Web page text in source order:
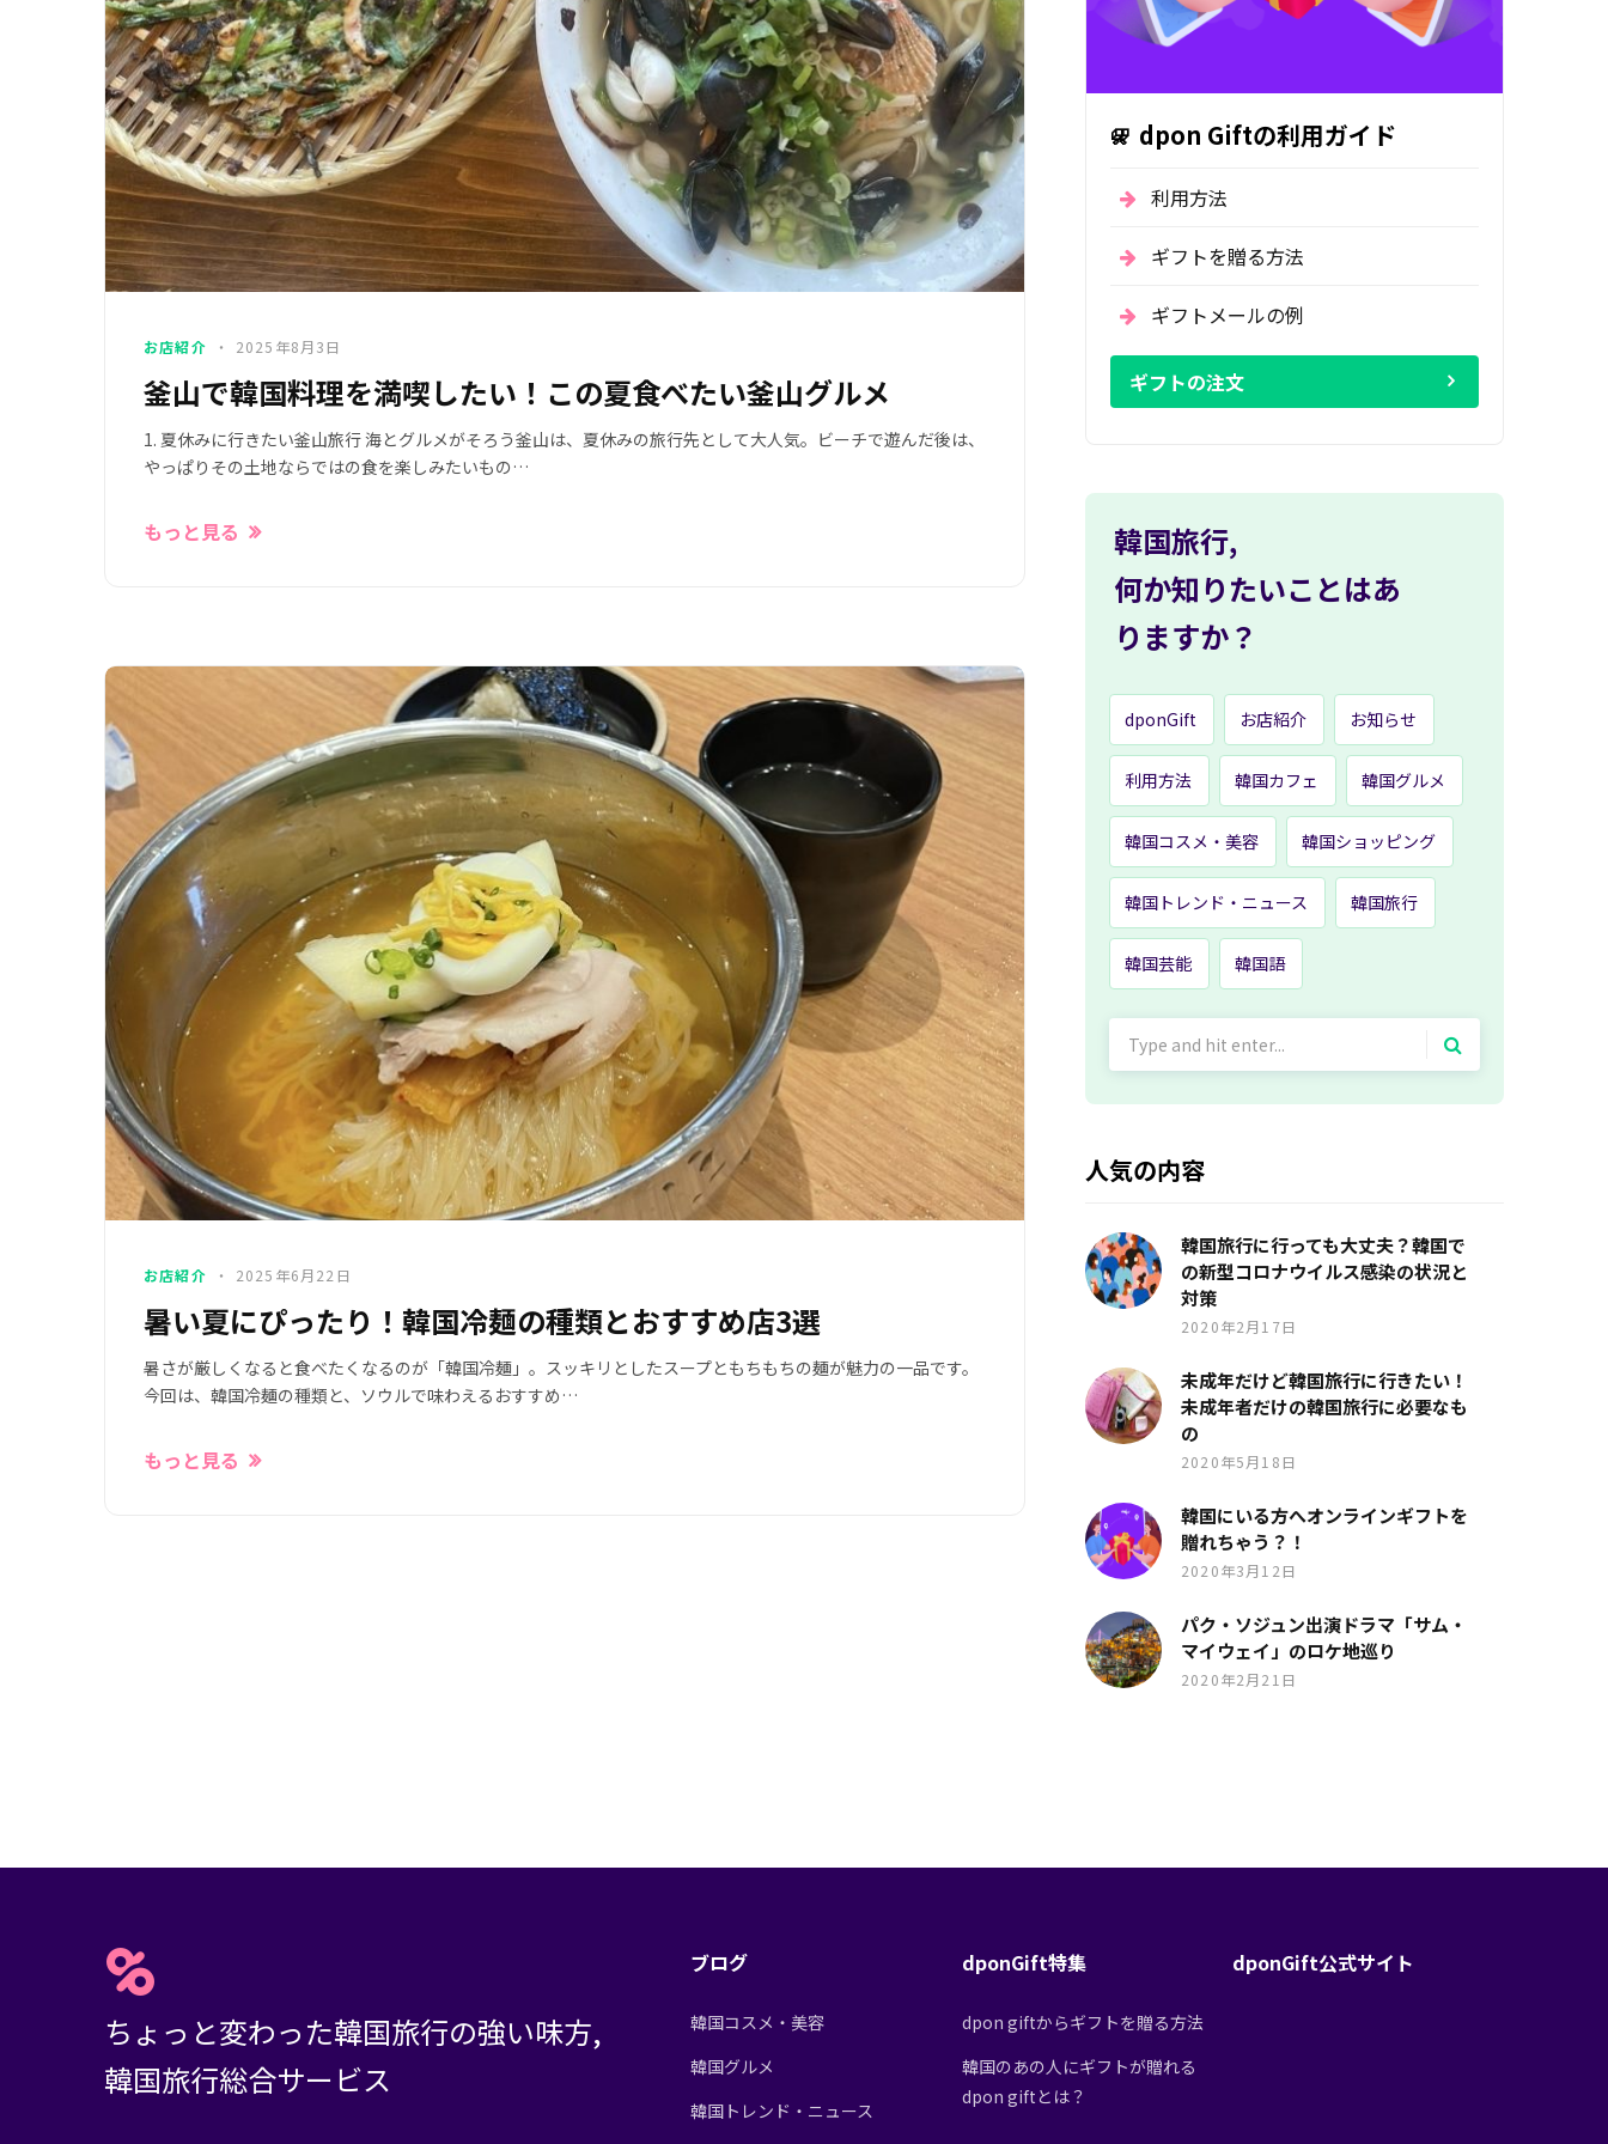
お店紹介 2025年8月3日
釜山で韓国料理を満喫したい！この夏食べたい釜山グルメ
1. 夏休みに行きたい釜山旅行 海とグルメがそろう釜山は、夏休みの旅行先として大人気。ビーチで遊んだ後は、
やっぱりその土地ならではの食を楽しみたいもの…
もっと見る
お店紹介 2025年6月22日
暑い夏にぴったり！韓国冷麺の種類とおすすめ店3選
暑さが厳しくなると食べたくなるのが「韓国冷麺」。スッキリとしたスープともちもちの麺が魅力の一品です。
今回は、韓国冷麺の種類と、ソウルで味わえるおすすめ…
もっと見る
dpon Giftの利用ガイド
利用方法
ギフトを贈る方法
ギフトメールの例
ギフトの注文
韓国旅行,
何か知りたいことはあ
りますか？
dponGift お店紹介 お知らせ
利用方法 韓国カフェ 韓国グルメ
韓国コスメ・美容 韓国ショッピング
韓国トレンド・ニュース 韓国旅行
韓国芸能 韓国語
人気の内容
韓国旅行に行っても大丈夫？韓国で
の新型コロナウイルス感染の状況と
対策
2020年2月17日
未成年だけど韓国旅行に行きたい！
未成年者だけの韓国旅行に必要なも
の
2020年5月18日
韓国にいる方へオンラインギフトを
贈れちゃう？！
2020年3月12日
パク・ソジュン出演ドラマ「サム・
マイウェイ」のロケ地巡り
2020年2月21日
ちょっと変わった韓国旅行の強い味方,
韓国旅行総合サービス
ブログ
韓国コスメ・美容
韓国グルメ
韓国トレンド・ニュース
dponGift特集
dpon giftからギフトを贈る方法
韓国のあの人にギフトが贈れる
dpon giftとは？
dponGift公式サイト